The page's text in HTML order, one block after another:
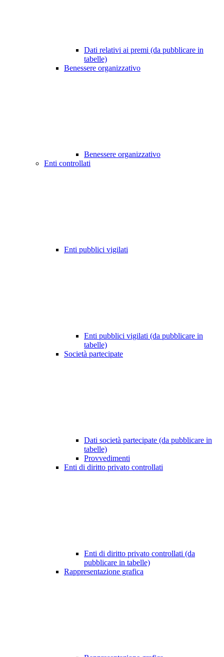
Dati relativi ai premi (da pubblicare in
tabelle)
Benessere organizzativo
Benessere organizzativo
Enti controllati
Enti pubblici vigilati
Enti pubblici vigilati (da pubblicare in
tabelle)
Società partecipate
Dati società partecipate (da pubblicare in
tabelle)
Provvedimenti
Enti di diritto privato controllati
Enti di diritto privato controllati (da
pubblicare in tabelle)
Rappresentazione grafica